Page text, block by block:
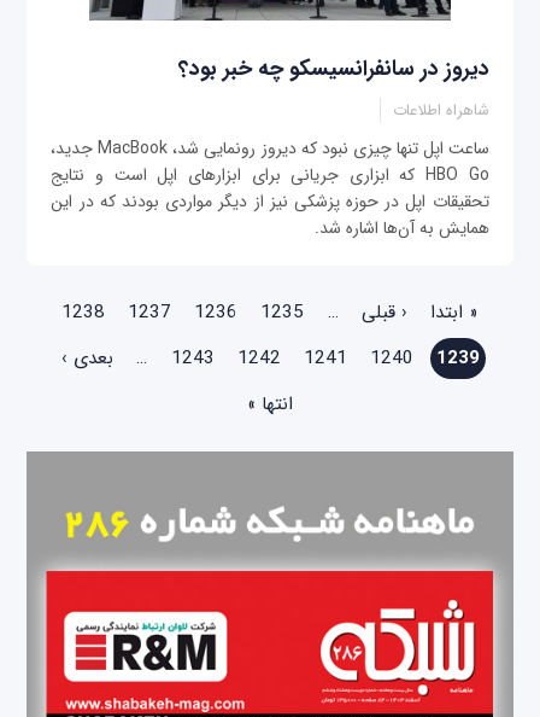
دیروز در سانفرانسیسکو چه خبر بود؟
شاهراه اطلاعات
ساعت اپل تنها چیزی نبود که دیروز رونمایی شد، MacBook جدید،
HBO Go که ابزاری جریانی برای ابزارهای اپل است و نتایج
تحقیقات اپل در حوزه پزشکی نیز از دیگر مواردی بودند که در این
همایش به آن‌ها اشاره شد.
صفحه‌ها
« ابتدا ‹ قبلی …
1235
1236
1237
1238
1239
1240
1241
1242
1243
…
بعدی ›
انتها »